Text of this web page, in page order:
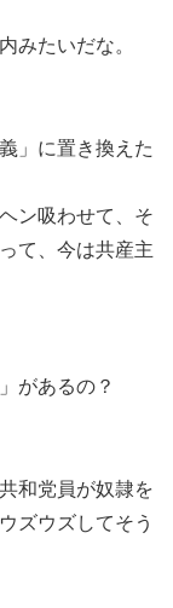
みたいだな。
」に置き換えた
ン吸わせて、そ
て、今は共産主
があるの？
和党員が奴隷を
ズウズしてそう